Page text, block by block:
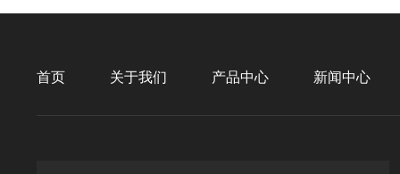
首页 关于我们 产品中心 新闻中心